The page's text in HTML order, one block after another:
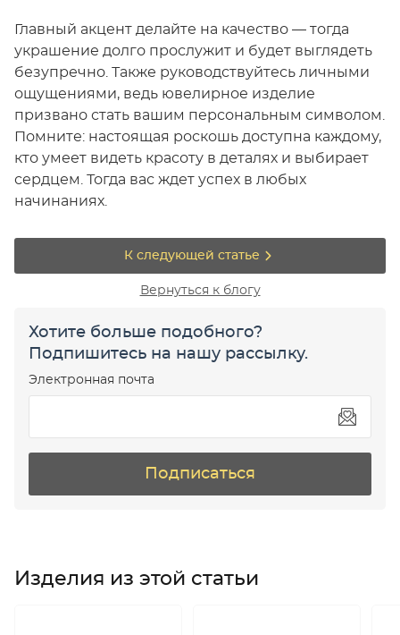
Главный акцент делайте на качество — тогда
украшение долго прослужит и будет выглядеть
безупречно. Также руководствуйтесь личными
ощущениями, ведь ювелирное изделие
призвано стать вашим персональным символом.
Помните: настоящая роскошь доступна каждому,
кто умеет видеть красоту в деталях и выбирает
сердцем. Тогда вас ждет успех в любых
начинаниях.
К следующей статье
Вернуться к блогу
Хотите больше подобного?
Подпишитесь на нашу рассылку.
Электронная почта
Подписаться
Изделия из этой статьи